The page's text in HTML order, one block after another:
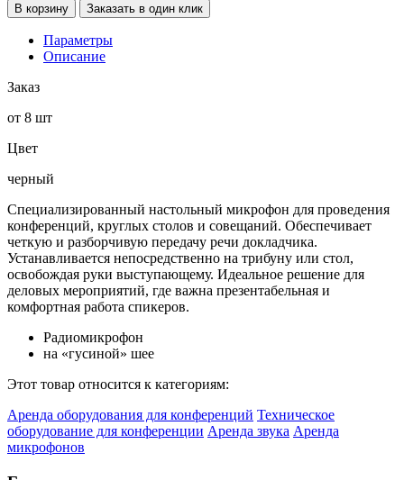
В корзину Заказать в один клик
Параметры
Описание
Заказ
от 8 шт
Цвет
черный
Специализированный настольный микрофон для проведения
конференций, круглых столов и совещаний. Обеспечивает
четкую и разборчивую передачу речи докладчика.
Устанавливается непосредственно на трибуну или стол,
освобождая руки выступающему. Идеальное решение для
деловых мероприятий, где важна презентабельная и
комфортная работа спикеров.
Радиомикрофон
на «гусиной» шее
Этот товар относится к категориям:
Аренда оборудования для конференций Техническое
оборудование для конференции Аренда звука Аренда
микрофонов